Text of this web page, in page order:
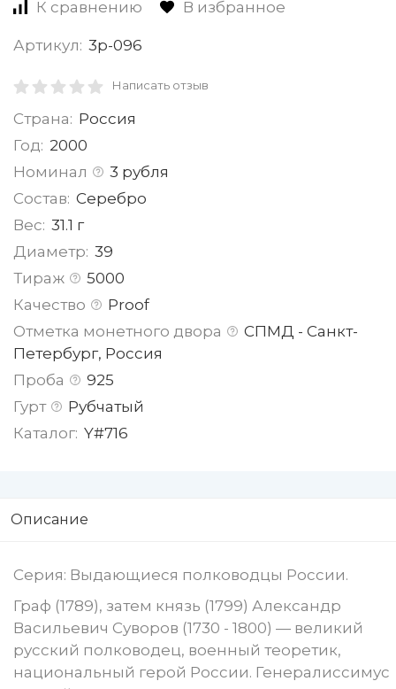
К сравнению В избранное
Артикул: 3р-096
Написать отзыв
Страна: Россия
Год: 2000
Номинал
3 рубля
Состав: Серебро
Вес: 31.1 г
Диаметр: 39
Тираж
5000
Качество
Proof
Отметка монетного двора
СПМД - Санкт-
Петербург, Россия
Проба
925
Гурт
Рубчатый
Каталог: Y#716
Описание
Серия: Выдающиеся полководцы России.
Граф (1789), затем князь (1799) Александр
Васильевич Суворов (1730 - 1800) — великий
русский полководец, военный теоретик,
национальный герой России. Генералиссимус